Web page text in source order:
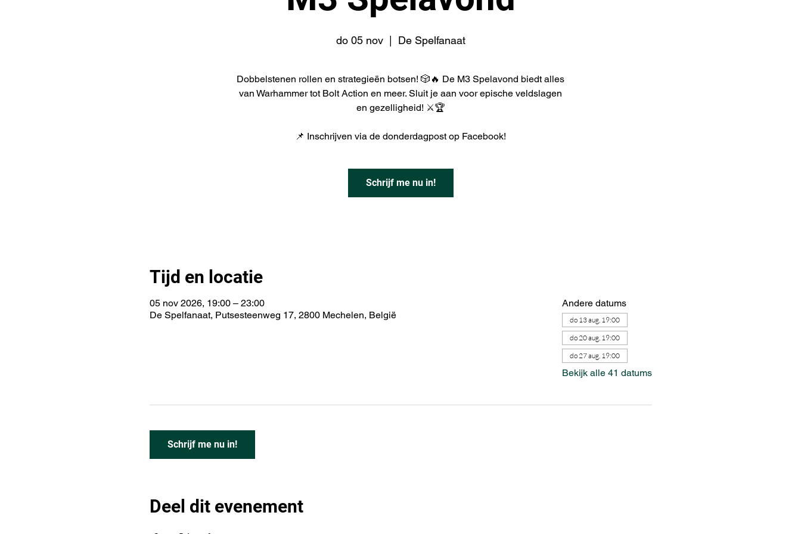
do 05 nov
  |
De Spelfanaat
Dobbelstenen rollen en strategieën botsen! 🎲🔥 De M3 Spelavond biedt alles
van Warhammer tot Bolt Action en meer. Sluit je aan voor epische veldslagen
en gezelligheid! ⚔️🏆
📌 Inschrijven via de donderdagpost op Facebook!
Schrijf me nu in!
Tijd en locatie
05 nov 2026, 19:00 – 23:00
De Spelfanaat, Putsesteenweg 17, 2800 Mechelen, België
Andere datums
do 13 aug, 19:00
do 20 aug, 19:00
do 27 aug, 19:00
Bekijk alle 41 datums
Schrijf me nu in!
Deel dit evenement